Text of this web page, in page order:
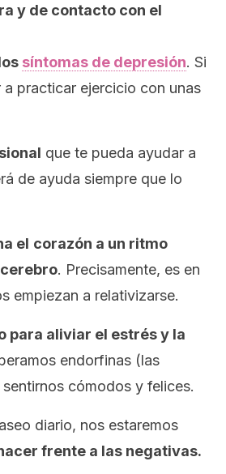
y de contacto con el
síntomas de depresión. Si
practicar ejercicio con unas
que te pueda ayudar a
de ayuda siempre que lo
el corazón a un ritmo
. Precisamente, es en
empiezan a relativizarse.
para aliviar el estrés y la
endorfinas (las
cómodos y felices.
diario, nos estaremos
frente a las negativas.